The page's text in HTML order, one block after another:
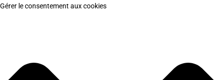
Gérer le consentement aux cookies